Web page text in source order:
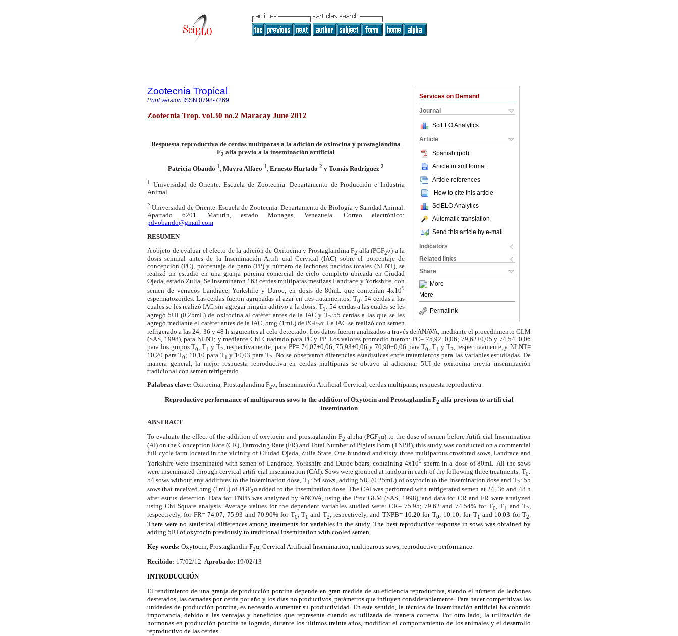
Services on Demand
Journal
SciELO Analytics
Article
Spanish (pdf)
Article in xml format
Article references
How to cite this article
SciELO Analytics
Automatic translation
Send this article by e-mail
Indicators
Related links
Share
More
More
Permalink
Zootecnia Tropical
Print version ISSN 0798-7269
Zootecnia Trop. vol.30 no.2 Maracay June 2012
Respuesta reproductiva de cerdas multíparas a la adición de oxitocina y prostaglandina
F2 alfa previo a la inseminación artificial
Patricia Obando 1 , Mayra Alfaro 1 , Ernesto Hurtado 2 y Tomás Rodríguez 2
1
Universidad de Oriente. Escuela de Zootecnia. Departamento de Producción e Industria
Animal.
2 Universidad de Oriente. Escuela de Zootecnia. Departamento de Biología y Sanidad Animal.
Apartado 6201. Maturín, estado Monagas, Venezuela. Correo electrónico:
pdvobando@gmail.com
RESUMEN
A objeto de evaluar el efecto de la adición de Oxitocina y Prostaglandina F2 alfa (PGF2α) a la
dosis seminal antes de la Inseminación Artifi cial Cervical (IAC) sobre el porcentaje de
concepción (PC), porcentaje de parto (PP) y número de lechones nacidos totales (NLNT), se
realizó un estudio en una granja porcina comercial de ciclo completo ubicada en Ciudad
Ojeda, estado Zulia. Se inseminaron 163 cerdas multíparas mestizas Landrace y Yorkshire, con
semen de verracos Landrace, Yorkshire y Duroc, en dosis de 80mL que contenían 4x109
espermatozoides. Las cerdas fueron agrupadas al azar en tres tratamientos; T0: 54 cerdas a las
cuales se les realizó IAC sin agregar ningún aditivo a la dosis; T1 : 54 cerdas a las cuales se les
agregó 5UI (0,25mL) de oxitocina al catéter antes de la IAC y T2:55 cerdas a las que se les
agregó mediante el catéter antes de la IAC, 5mg (1mL) de PGF2α. La IAC se realizó con semen
refrigerado a las 24; 36 y 48 h siguientes al celo detectado. Los datos fueron analizados a través de ANAVA, mediante el procedimiento GLM
(SAS, 1998), para NLNT; y mediante Chi Cuadrado para PC y PP. Los valores promedio fueron: PC= 75,92±0,06; 79,62±0,05 y 74,54±0,06
para los grupos T0 , T1 y T2 , respectivamente; para PP= 74,07±0,06; 75,93±0,06 y 70,90±0,06 para T0 , T1 y T2
, respectivamente, y NLNT=
10,20 para T0; 10,10 para T1 y 10,03 para T2. No se observaron diferencias estadísticas entre tratamientos para las variables estudiadas. De
manera general, la mejor respuesta reproductiva en cerdas multíparas se obtuvo al adicionar 5UI de oxitocina previa inseminación
tradicional con semen refrigerado.
Palabras clave: Oxitocina, Prostaglandina F2α, Inseminación Artificial Cervical, cerdas multíparas, respuesta reproductiva.
Reproductive performance of multiparous sows to the addition of Oxytocin and Prostaglandin F2 alfa previous to artifi cial
insemination
ABSTRACT
To evaluate the effect of the addition of oxytocin and prostaglandin F2 alpha (PGF2α) to the dose of semen before Artifi cial Insemination
(AI) on the Conception Rate (CR), Farrowing Rate (FR) and Total Number of Piglets Born (TNPB), this study was conducted on a commercial
full cycle farm located in the vicinity of Ciudad Ojeda, Zulia State. One hundred and sixty three multiparous crossbred sows, Landrace and
Yorkshire were inseminated with semen of Landrace, Yorkshire and Duroc boars, containing 4x109 sperm in a dose of 80mL. All the sows
were inseminated through cervical artifi cial insemination (CAI). Sows were grouped at random in each of the following three treatments: T0:
54 sows without any additives to the insemination dose, T1 : 54 sows, adding 5IU (0.25mL) of oxytocin to the insemination dose and T2: 55
sows that received 5mg (1mL) of PGF2α added to the insemination dose. The CAI was performed with refrigerated semen at 24, 36 and 48 h
after estrus detection. Data for TNPB was analyzed by ANOVA, using the Proc GLM (SAS, 1998), and data for CR and FR were analyzed
using Chi Square analysis. Average values for the dependent variables studied were: CR= 75.95; 79.62 and 74.54% for T0 , T1 and T2
respectively, for FR= 74.07; 75.93 and 70.90% for T0, T1 and T2, respectively, and TNPB= 10.20 for T0; 10.10; for T1 and 10.03 for T2.
There were no statistical differences among treatments for variables in the study. The best reproductive response in sows was obtained by
adding 5IU of oxytocin previously to traditional insemination with cooled semen.
Key words: Oxytocin, Prostaglandin F2α, Cervical Artificial Insemination, multiparous sows, reproductive performance.
Recibido: 17/02/12 Aprobado: 19/02/13
INTRODUCCIÓN
El rendimiento de una granja de producción porcina depende en gran medida de su eficiencia reproductiva, siendo el número de lechones
destetados, las camadas por cerda por año y los días no productivos, parámetros que influyen considerablemente. Para hacer competitivas las
unidades de producción porcina, es necesario aumentar su productividad. En este sentido, la técnica de inseminación artificial ha cobrado
importancia, debido a las ventajas y beneficios que representa cuando es utilizada de manera correcta. Por otro lado, la utilización de
hormonas en producción porcina ha logrado, durante los últimos treinta años, modificar el comportamiento de los animales y el desarrollo
reproductivo de las cerdas.